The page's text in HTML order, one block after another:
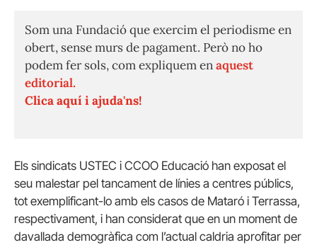
Som una Fundació que exercim el periodisme en
obert, sense murs de pagament. Però no ho
podem fer sols, com expliquem enaquest
editorial.
Clica aquí i ajuda'ns!
Els sindicats USTEC i CCOO Educació han exposat el
seu malestar pel tancament de línies a centres públics,
tot exemplificant-lo amb els casos de Mataró i Terrassa,
respectivament, i han considerat que en un moment de
davallada demogràfica com l’actual caldria aprofitar per